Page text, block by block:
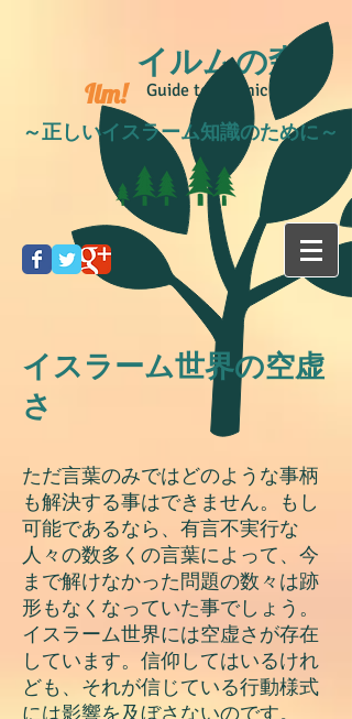
イルムの森
Guide to Islamic life
Ilm!
～正しいイスラーム知識のために～
イスラーム世界の空虚
さ
ただ言葉のみではどのような事柄
も解決する事はできません。もし
可能であるなら、有言不実行な
人々の数多くの言葉によって、今
まで解けなかった問題の数々は跡
形もなくなっていた事でしょう。
イスラーム世界には空虚さが存在
しています。信仰してはいるけれ
ども、それが信じている行動様式
には影響を及ぼさないのです。